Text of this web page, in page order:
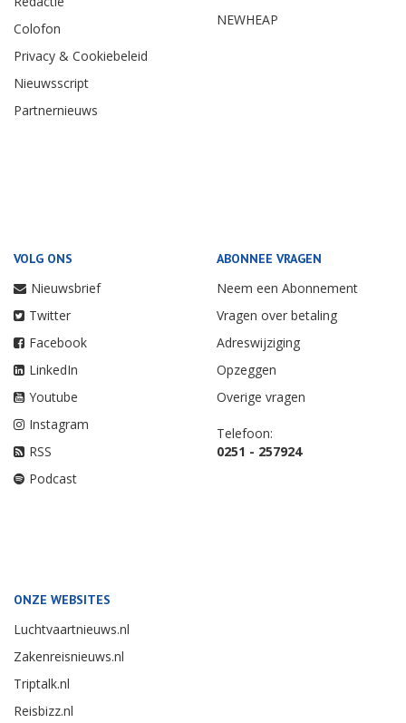
Colofon
Privacy & Cookiebeleid
Nieuwsscript
Partnernieuws
NEWHEAP
VOLG ONS
Nieuwsbrief
Twitter
Facebook
LinkedIn
Youtube
Instagram
RSS
Podcast
ABONNEE VRAGEN
Neem een Abonnement
Vragen over betaling
Adreswijziging
Opzeggen
Overige vragen
Telefoon:
0251 - 257924
ONZE WEBSITES
Luchtvaartnieuws.nl
Zakenreisnieuws.nl
Triptalk.nl
Reisbizz.nl